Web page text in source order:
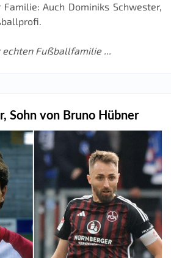
Auch Dominiks Schwester,
echten Fußballfamilie ...
Sohn von Bruno Hübner